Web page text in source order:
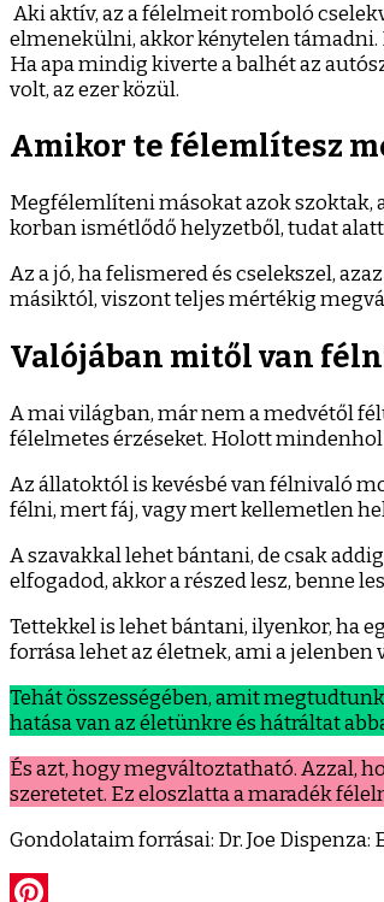
Aki aktív, az a félelmeit romboló
elmenekülni, akkor kénytelen támadni.
Ha apa mindig kiverte a balhét az
volt, az ezer közül.
Amikor te félemlítesz
Megfélemlíteni másokat azok szoktak,
korban ismétlődő helyzetből, tudat
Az a jó, ha felismered és cselekszel,
másiktól, viszont teljes mértékig
Valójában mitől van
A mai világban, már nem a medvétől
félelmetes érzéseket. Holott
Az állatoktól is kevésbé van félnivaló
félni, mert fáj, vagy mert kellemetlen
A szavakkal lehet bántani, de csak
elfogadod, akkor a részed lesz, benne
Tettekkel is lehet bántani, ilyenkor, ha
forrása lehet az életnek, ami a
Tehát összességében, amit
hatása van az életünkre és hátráltat
És azt, hogy megváltoztatható. Azzal,
szeretetet. Ez eloszlatta a maradék
Gondolataim forrásai: Dr. Joe